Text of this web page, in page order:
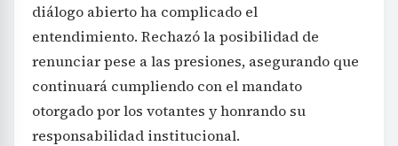
diálogo abierto ha complicado el
entendimiento. Rechazó la posibilidad de
renunciar pese a las presiones, asegurando que
continuará cumpliendo con el mandato
otorgado por los votantes y honrando su
responsabilidad institucional.